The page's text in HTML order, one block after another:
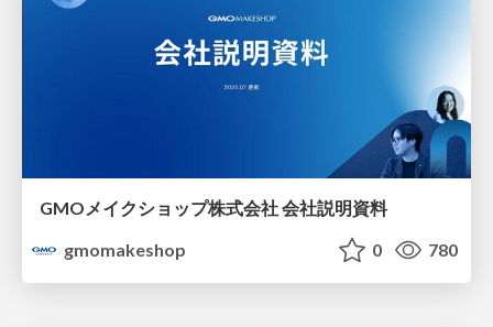
GMOメイクショップ株式会社 会社説明資料
gmomakeshop
0 780